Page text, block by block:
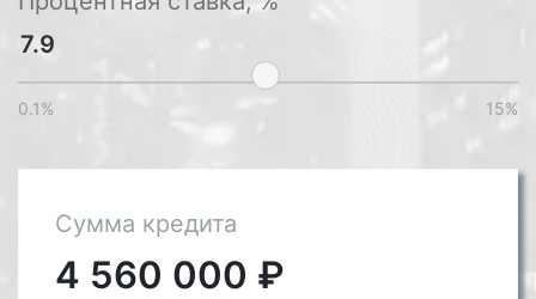
0.1% 15%
Сумма кредита
4 560 000 ₽